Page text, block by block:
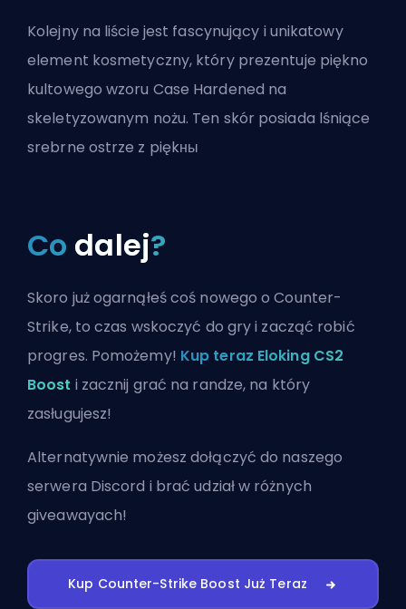
Kolejny na liście jest fascynujący i unikatowy
element kosmetyczny, który prezentuje piękno
kultowego wzoru Case Hardened na
skeletyzowanym nożu. Ten skór posiada lśniące
srebrne ostrze z piękны
Co dalej?
Skoro już ogarnąłeś coś nowego o Counter-
Strike, to czas wskoczyć do gry i zacząć robić
progres. Pomożemy! Kup teraz Eloking CS2
Boost i zacznij grać na randze, na który
zasługujesz!
Alternatywnie możeszdołączyć do naszego
serwera Discord i brać udział w różnych
giveawayach!
Kup Counter-Strike Boost Już Teraz